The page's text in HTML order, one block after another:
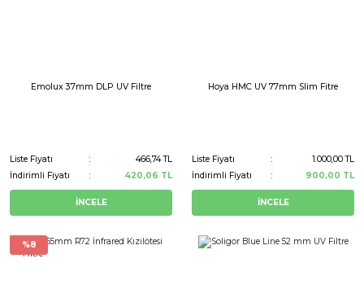
Emolux 37mm DLP UV Filtre
Liste Fiyatı
466,74 TL
İndirimli Fiyatı
420,06 TL
İNCELE
Hoya HMC UV 77mm Slim Fitre
Liste Fiyatı
1.000,00 TL
İndirimli Fiyatı
900,00 TL
İNCELE
%8